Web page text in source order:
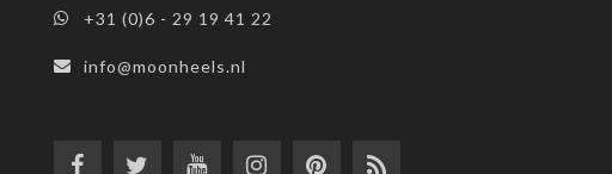
+31 (0)6 - 29 19 41 22
info@moonheels.nl